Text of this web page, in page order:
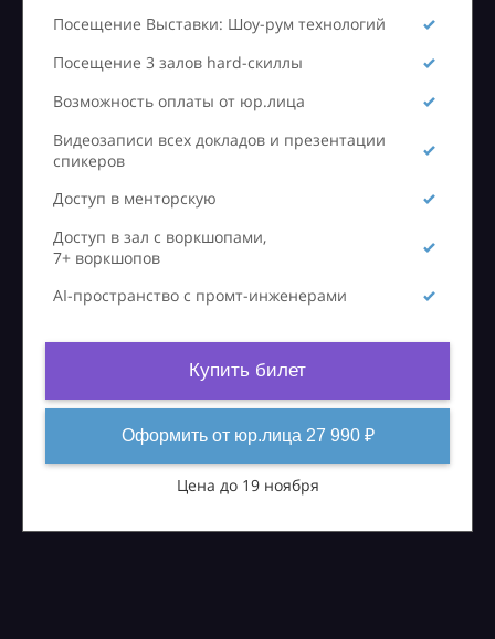
Посещение Выставки: Шоу-рум технологий
Посещение 3 залов hard-скиллы
Возможность оплаты от юр.лица
Видеозаписи всех докладов и презентации
спикеров
Доступ в менторскую
Доступ в зал с воркшопами,
7+ воркшопов
AI-пространство с промт-инженерами
Купить билет
Оформить от юр.лица 27 990 ₽
Цена до 19 ноября